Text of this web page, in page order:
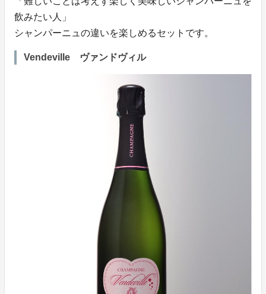
飲みたい人」
シャンパーニュの違いを楽しめるセットです。
Vendeville ヴァンドヴィル